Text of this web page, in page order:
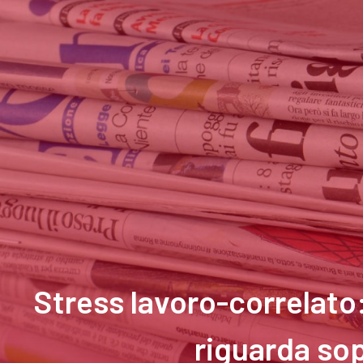
Stress lavoro-
riguarda